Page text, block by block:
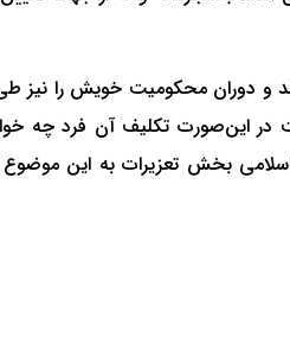
محکومیت خویش را نیز طی
در این‌صورت تکلیف آن فرد چه
برای فرد خواهد بود در قانون مجازات ما نیز طی تبصره ماده 697 قانون مجازات